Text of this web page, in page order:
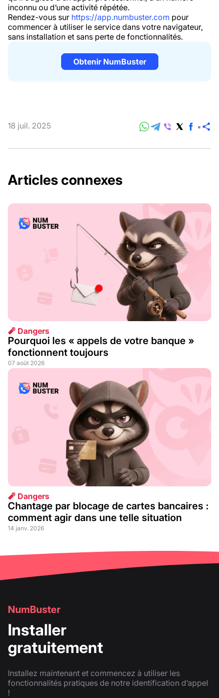
inconnu ou d’une activité répétée.
Rendez-vous sur https://app.numbuster.com pour
commencer à utiliser le service dans votre navigateur,
sans installation et sans perte de fonctionnalités.
Obtenir NumBuster
18 juil. 2025
Articles connexes
🧨 Dangers
Pourquoi les « appels de votre banque »
fonctionnent toujours
07 août 2026
🧨 Dangers
Chantage par blocage de cartes bancaires :
comment agir dans une telle situation
14 janv. 2026
NumBuster
Installer
gratuitement
Installez maintenant et commencez à utiliser les
fonctionnalités pratiques de notre identification d’appel
!